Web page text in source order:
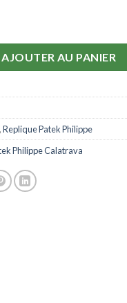
AJOUTER AU PANIER
,Replique Patek Philippe
Philippe Calatrava